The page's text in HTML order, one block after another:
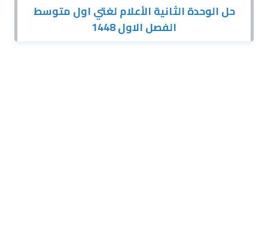
حل الوحدة الثانية الأعلام لغتي اول متوسط
الفصل الاول 1448